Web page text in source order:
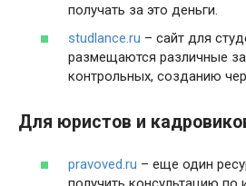
получать за это деньги.
studlance.ru – сайт для
размещаются различные
контрольных, созданию
Для юристов и
pravoved.ru – еще один